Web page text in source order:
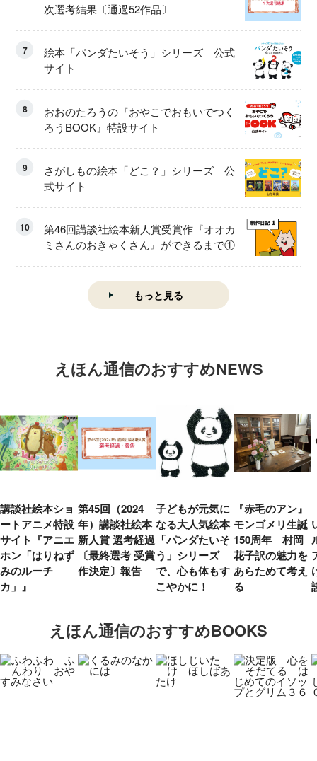
次選考結果〔通過52作品〕
7
絵本「パンダたいそう」シリーズ 公式
サイト
8
おおのたろうの『おやこでおもいでつく
ろうBOOK』特設サイト
9
さがしもの絵本「どこ？」シリーズ 公
式サイト
10
第46回講談社絵本新人賞受賞作『オオカ
ミさんのおきゃくさん』ができるまで①
もっと見る
えほん通信のおすすめNEWS
講談社絵本ショ
ートアニメ特設
サイト『アニエ
ホン「はりねず
みのルーチ
カ」』
第45回（2024
年）講談社絵本
新人賞 選考経過
〔最終選考 受賞
作決定〕報告
子どもが元気に
なる大人気絵本
「パンダたいそ
う」シリーズ
で、心も体もす
こやかに！
『赤毛のアン』
モンゴメリ生誕
150周年 村岡
花子訳の魅力を
あらためて考え
る
えほん通信のおすすめBOOKS